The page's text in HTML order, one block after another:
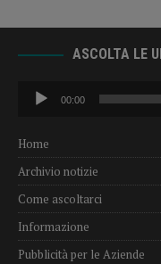
ASCOLTA LE
Audio
Player
00:00
Home
Archivio notizie
Come ascoltarci
Informazione
Pubblicità per le Aziende